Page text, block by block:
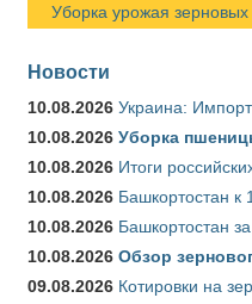
Уборка урожая зерновых
Новости
10.08.2026 Украина:
10.08.2026 Уборка
10.08.2026 Итоги
10.08.2026 Башкортостан к
10.08.2026 Башкортостан
10.08.2026 Обзор
09.08.2026 Котировки на